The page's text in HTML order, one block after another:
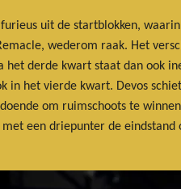
furieus uit de startblokken,
wederom raak. Het
het derde kwart staat dan ook
in het vierde kwart. Devos
om ruimschoots te
een driepunter de eindstand